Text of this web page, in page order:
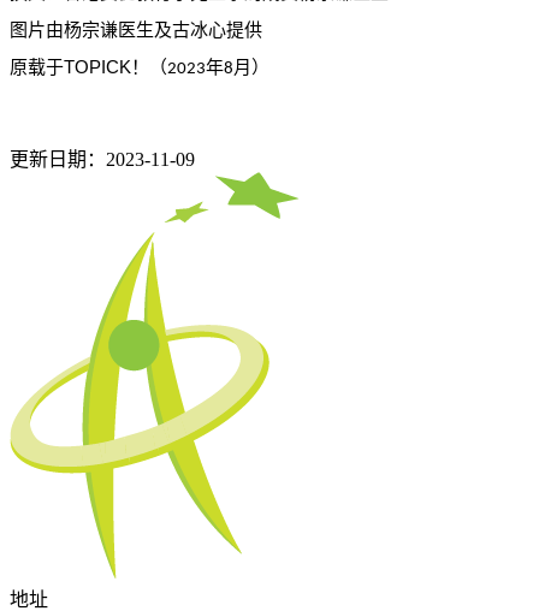
图片由杨宗谦医生及古冰心提供
原载于TOPICK ！（2023年8 月）
更新日期：2023-11-09
地址